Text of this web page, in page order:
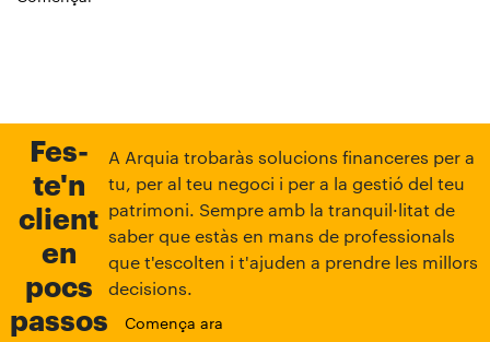
3. Aprovació
Una vegada aprovada, rebràs un avís per fer la
signatura del contracte davant notari.
Fes-
te'n
client
en
pocs
passos
A Arquia trobaràs solucions financeres per a
tu, per al teu negoci i per a la gestió del teu
patrimoni. Sempre amb la tranquil·litat de
saber que estàs en mans de professionals
que t'escolten i t'ajuden a prendre les millors
decisions.
Comença ara